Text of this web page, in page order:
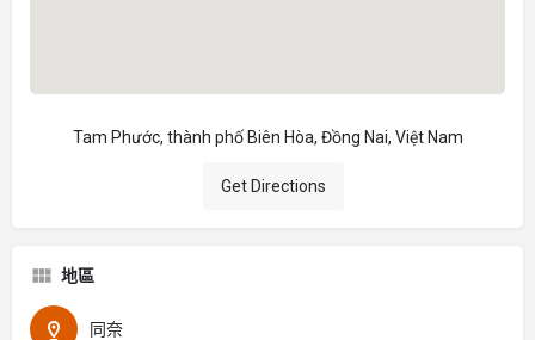
Tam Phước, thành phố Biên Hòa, Đồng Nai, Việt Nam
Get Directions
地區
同奈